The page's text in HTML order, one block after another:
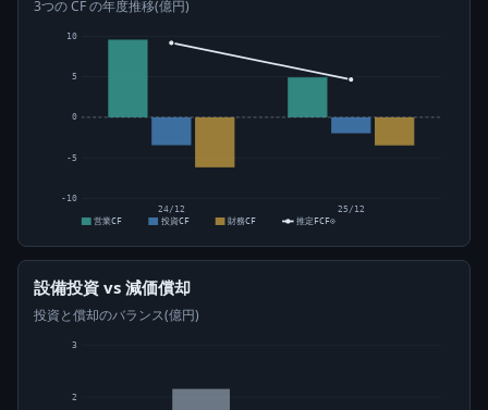
3つの CF の年度推移(億円)
-10
-5
0
5
10
24/12
25/12
営業CF
投資CF 財務CF 推定FCF⊙
設備投資 vs 減価償却
投資と償却のバランス(億円)
2
3